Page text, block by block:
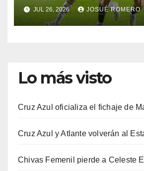
JUL 26, 2026 JOSUÉ ROMERO
Lo más visto
Cruz Azul oficializa el fichaje de
Cruz Azul y Atlante volverán al
Chivas Femenil pierde a Celeste